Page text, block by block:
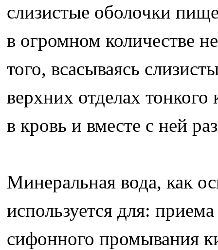
слизистые оболочки
в огромном количестве
того, всасываясь
верхних отделах
в кровь и вместе с ней
Минеральная вода, как
используется для:
сифонного промывания